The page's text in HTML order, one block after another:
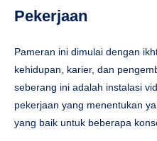
Pekerjaan
Pameran ini dimulai dengan
kehidupan, karier, dan
seberang ini adalah instalasi
pekerjaan yang menentukan
yang baik untuk beberapa